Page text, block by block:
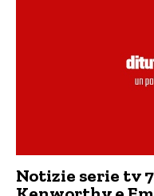
Notizie serie tv